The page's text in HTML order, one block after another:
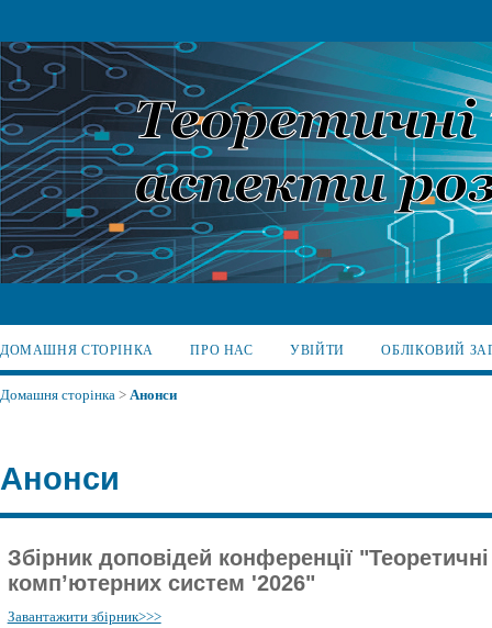
ДОМАШНЯ СТОРІНКА ПРО НАС УВІЙТИ ОБЛІКОВИЙ
Домашня сторінка > Анонси
Анонси
Збірник доповідей конференції
комп’ютерних систем '2026"
Завантажити збірник>>>